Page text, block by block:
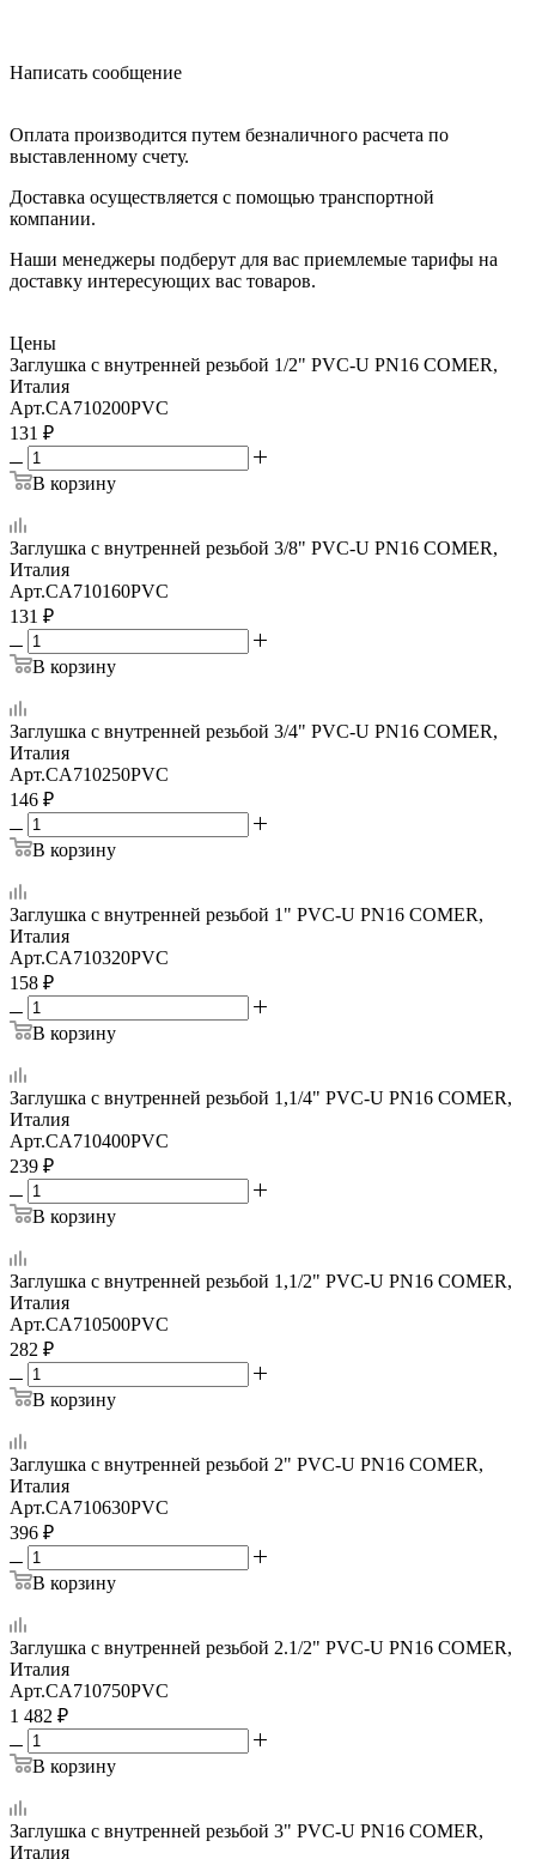
Написать сообщение
Оплата производится путем безналичного расчета по
выставленному счету.
Доставка осуществляется с помощью транспортной
компании.
Наши менеджеры подберут для вас приемлемые тарифы на
доставку интересующих вас товаров.
Цены
Заглушка с внутренней резьбой 1/2" PVC-U PN16 COMER,
Италия
Арт.CA710200PVC
131 ₽
В корзину
Заглушка с внутренней резьбой 3/8" PVC-U PN16 COMER,
Италия
Арт.CA710160PVC
131 ₽
В корзину
Заглушка с внутренней резьбой 3/4" PVC-U PN16 COMER,
Италия
Арт.CA710250PVC
146 ₽
В корзину
Заглушка с внутренней резьбой 1" PVC-U PN16 COMER,
Италия
Арт.CA710320PVC
158 ₽
В корзину
Заглушка с внутренней резьбой 1,1/4" PVC-U PN16 COMER,
Италия
Арт.CA710400PVC
239 ₽
В корзину
Заглушка с внутренней резьбой 1,1/2" PVC-U PN16 COMER,
Италия
Арт.CA710500PVC
282 ₽
В корзину
Заглушка с внутренней резьбой 2" PVC-U PN16 COMER,
Италия
Арт.CA710630PVC
396 ₽
В корзину
Заглушка с внутренней резьбой 2.1/2" PVC-U PN16 COMER,
Италия
Арт.CA710750PVC
1 482 ₽
В корзину
Заглушка с внутренней резьбой 3" PVC-U PN16 COMER,
Италия